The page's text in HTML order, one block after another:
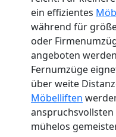
ein effizientes
während für
oder
angeboten
Fernumzüge
über weite
Möbelliften
mühelos